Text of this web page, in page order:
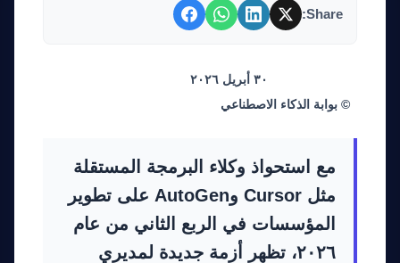
Share:
٣٠ أبريل ٢٠٢٦
© بوابة الذكاء الاصطناعي
مع استحواذ وكلاء البرمجة المستقلة
مثل Cursor وAutoGen على تطوير
المؤسسات في الربع الثاني من عام
٢٠٢٦، تظهر أزمة جديدة لمديري